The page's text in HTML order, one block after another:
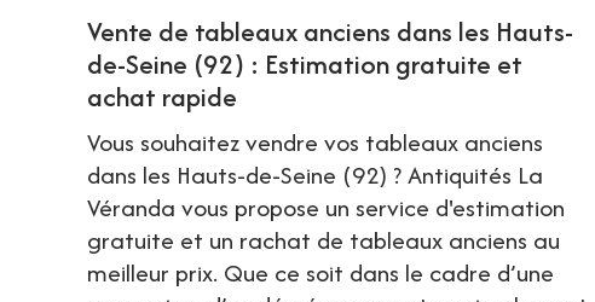
Vente de tableaux anciens dans les Hauts-
de-Seine (92) : Estimation gratuite et
achat rapide
Vous souhaitez vendre vos tableaux anciens
dans les Hauts-de-Seine (92) ? Antiquités La
Véranda vous propose un service d'estimation
gratuite et un rachat de tableaux anciens au
meilleur prix. Que ce soit dans le cadre d’une